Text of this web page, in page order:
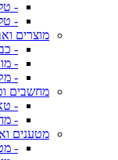
-
-
מוצרים
-
-
-
מחשבים
-
-
מטענים
-